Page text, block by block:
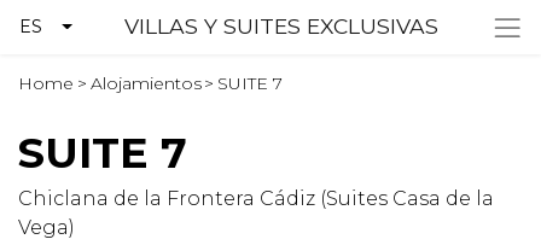
VILLAS Y SUITES EXCLUSIVAS
ES
Home > Alojamientos> SUITE 7
SUITE 7
Chiclana de la Frontera Cádiz (Suites Casa de la
Vega)